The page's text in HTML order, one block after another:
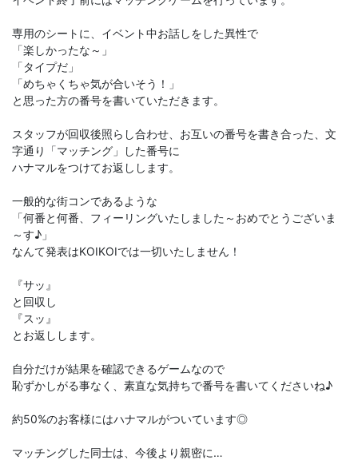
専用のシートに、イベント中お話しをした異性で
「楽しかったな～」
「タイプだ」
「めちゃくちゃ気が合いそう！」
と思った方の番号を書いていただきます。
スタッフが回収後照らし合わせ、お互いの番号を書き合った、文
字通り「マッチング」した番号に
ハナマルをつけてお返しします。
一般的な街コンであるような
「何番と何番、フィーリングいたしました～おめでとうございま
～す♪」
なんて発表はKOIKOIでは一切いたしません！
『サッ』
と回収し
『スッ』
とお返しします。
自分だけが結果を確認できるゲームなので
恥ずかしがる事なく、素直な気持ちで番号を書いてくださいね♪
約50%のお客様にはハナマルがついています◎
マッチングした同士は、今後より親密に…